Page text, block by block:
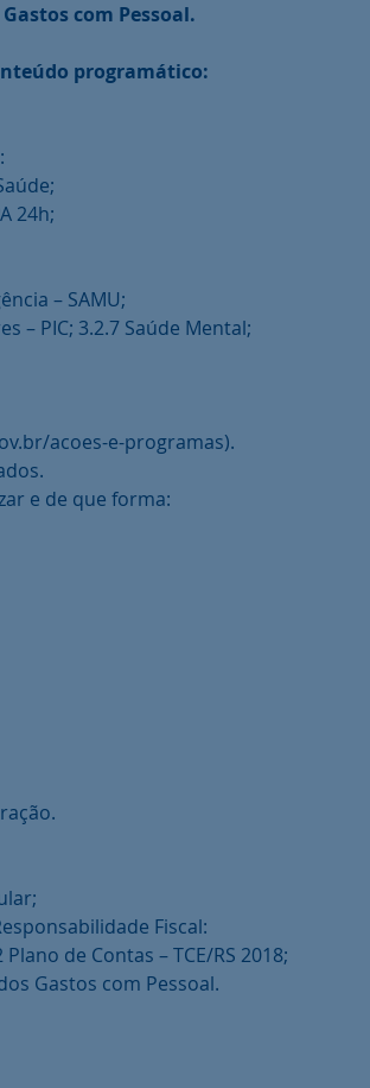
com Pessoal.
programático:
24h;
– SAMU;
– PIC; 3.2.7 Saúde Mental;
acoes-e-programas).
e de que forma:
Fiscal:
de Contas – TCE/RS 2018;
Gastos com Pessoal.